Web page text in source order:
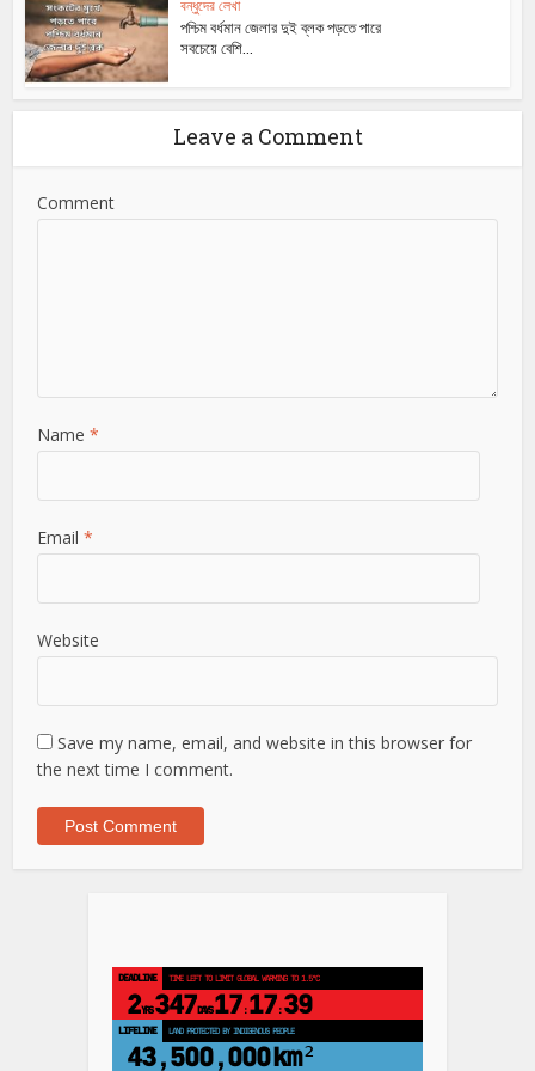
বন্ধুদের লেখা
পশ্চিম বর্ধমান জেলার দুই ব্লক পড়তে পারে
সবচেয়ে বেশি...
Leave a Comment
Comment
Name *
Email *
Website
Save my name, email, and website in this browser for
the next time I comment.
DEADLINE TIME LEFT TO LIMIT GLOBAL WARMING TO 1.5°C
2YRS 347DAYS 17 : 17 : 38
LIFELINE LAND PROTECTED BY INDIGENOUS PEOPLE
43,500,000km²